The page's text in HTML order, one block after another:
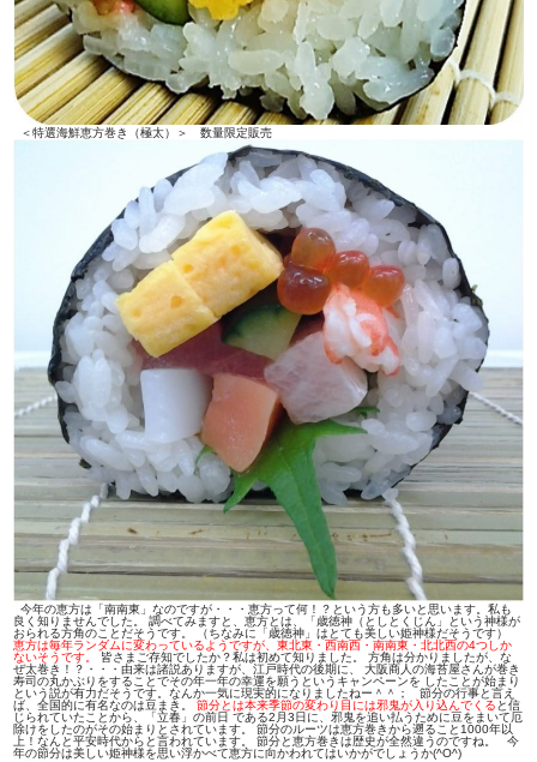
＜特選海鮮恵方巻き（極太）＞ 数量限定販売
今年の恵方は「南南東」なのですが・・・恵方って何！？という方も多いと思います。私も
良く知りませんでした。 調べてみますと、恵方とは、「歳徳神（としとくじん」という神様が
おられる方角のことだそうです。 （ちなみに「歳徳神」はとても美しい姫神様だそうです）
恵方は毎年ランダムに変わっているようですが、東北東・西南西・南南東・北北西の4つしか
ないそうです。
皆さまご存知でしたか？私は初めて知りました。 方角は分かりましたが、な
ぜ太巻き！？・・・由来は諸説ありますが、江戸時代の後期に、大阪商人の海苔屋さんが巻き
寿司の丸かぶりをすることでその年一年の幸運を願う というキャンペーンを したことが始まり
という説が有力だそうです。なんか一気に現実的になりましたねー＾＾； 節分の行事と言え
ば、全国的に有名なのは豆まき。節分とは本来季節の変わり目には邪鬼が入り込んでくると信
じられていたことから、「立春」の前日 である2月3日に、邪鬼を追い払うために豆をまいて厄
除けをしたのがその始まりとされています。 節分のルーツは恵方巻きから遡ること1000年以
上！なんと平安時代からと言われています。
節分と恵方巻きは歴史が全然違うのですね。 今
年の節分は美しい姫神様を思い浮かべて恵方に向かわれてはいかがでしょうか(^O^)